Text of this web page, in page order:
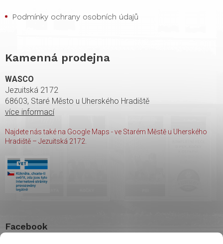
Podmínky ochrany osobních údajů
Kamenná prodejna
WASCO
Jezuitská 2172
68603, Staré Město u Uherského Hradiště
více informací
Najdete nás také na Google Maps - ve Starém Městě u Uherského
Hradiště – Jezuitská 2172.
Facebook